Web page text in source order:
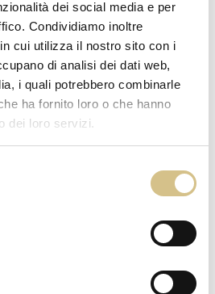
dei social media e per
Condividiamo inoltre
cui utilizza il nostro sito con i
di analisi dei dati web,
i quali potrebbero combinarle
ha fornito loro o che hanno
dei loro servizi.
dell’impianto di videosorveglianza;
conto del Titolare, essi sono identificati